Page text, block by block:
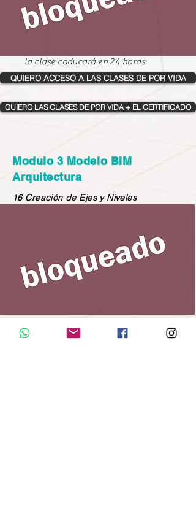
la clase caducará en 24 horas
QUIERO ACCESO A LAS CLASES DE POR VIDA
QUIERO LAS CLASES DE POR VIDA + EL CERTIFICADO
Modulo 3 Modelo BIM
Arquitectura
16 Creación de Ejes y Niveles
la clase caducará en 24 horas